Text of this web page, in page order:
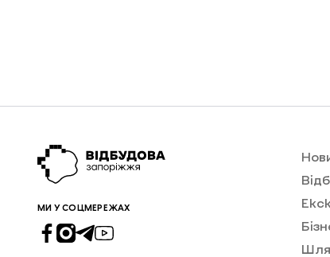
МИ У СОЦМЕРЕЖАХ